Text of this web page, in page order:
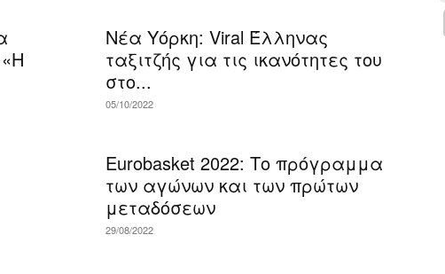
Νέα Υόρκη: Viral Έλληνας
ταξιτζής για τις ικανότητες του
στο...
05/10/2022
Eurobasket 2022: Το πρόγραμμα
των αγώνων και των πρώτων
μεταδόσεων
29/08/2022